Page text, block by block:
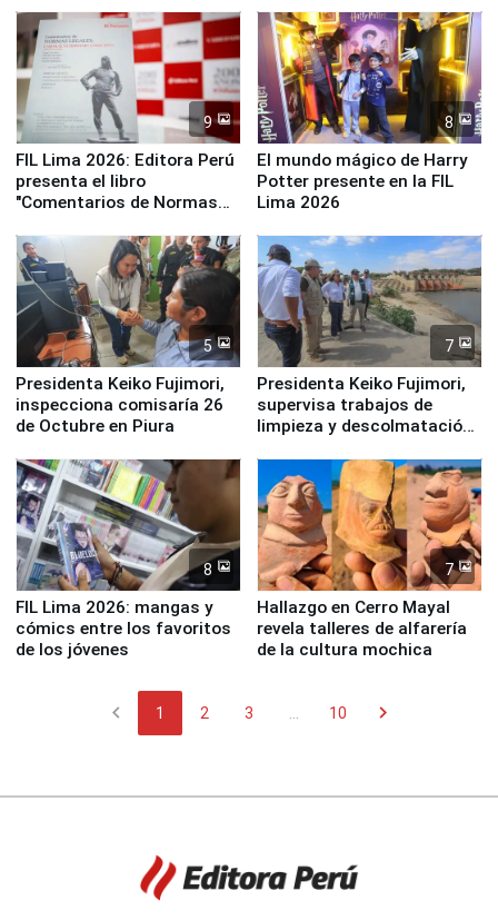
Panamericanos Lima 2027
la UGEL 2
9
FIL Lima 2026: Editora Perú
presenta el libro
"Comentarios de Normas
Derecho Colectivo"
8
El mundo mágico de Harry
Potter presente en la FIL
Lima 2026
5
Presidenta Keiko Fujimori,
inspecciona comisaría 26
de Octubre en Piura
7
Presidenta Keiko Fujimori,
supervisa trabajos de
limpieza y descolmatación
8
FIL Lima 2026: mangas y
cómics entre los favoritos
de los jóvenes
7
Hallazgo en Cerro Mayal
revela talleres de alfarería
de la cultura mochica
chevron_left 1 2 3 10 chevron_right